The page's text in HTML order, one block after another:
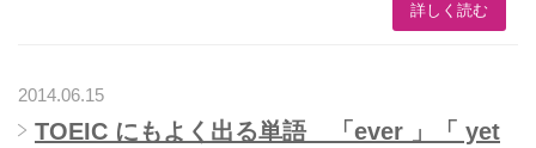
詳しく読む
2014.06.15
TOEIC にもよく出る単語 「ever 」「 yet